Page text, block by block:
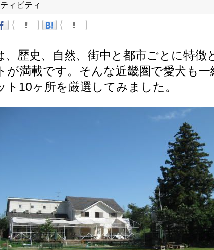
ィビティ
、歴史、自然、街中と都市ごとに特徴
が満載です。そんな近畿圏で愛犬も一
ト10ヶ所を厳選してみました。